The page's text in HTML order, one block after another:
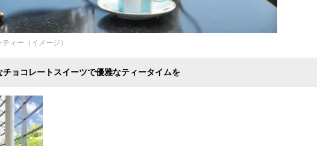
ィー（イメージ）
チョコレートスイーツで優雅なティータイムを